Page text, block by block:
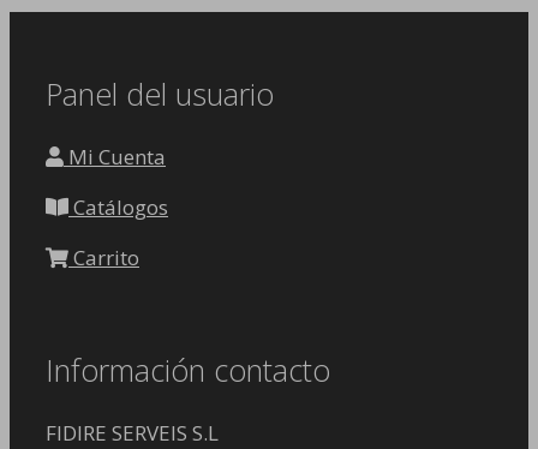
Panel del usuario
Mi Cuenta
Catálogos
Carrito
Información contacto
FIDIRE SERVEIS S.L